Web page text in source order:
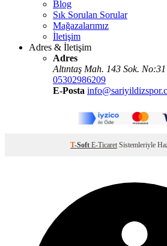
Blog
Sık Sorulan Sorular
Mağazalarımız
İletişim
Adres & İletişim
Adres
Altıntaş Mah. 143 Sok.
05302986209
E-Posta
T-Soft E-Ticaret Sistemleriyle